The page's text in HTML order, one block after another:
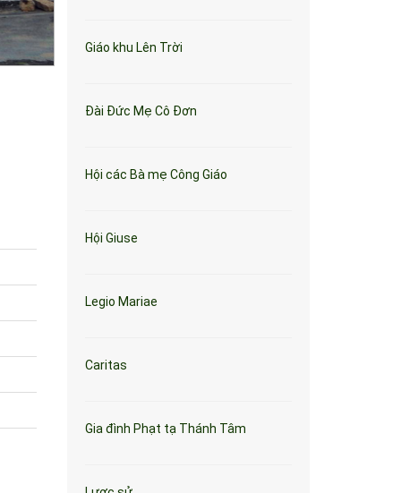
Giáo khu Lên Trời
Đài Đức Mẹ Cô Đơn
Hội các Bà mẹ Công Giáo
Hội Giuse
Legio Mariae
Caritas
Gia đình Phạt tạ Thánh Tâm